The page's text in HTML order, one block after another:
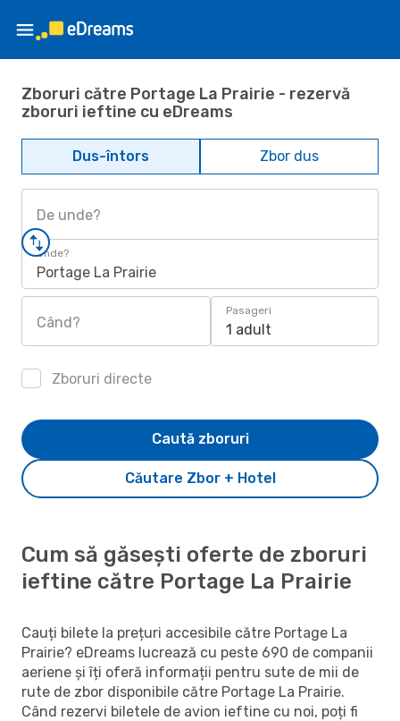
Zboruri către Portage La Prairie - rezervă
zboruri ieftine cu eDreams
Dus-întors Zbor dus
De unde?
Unde?
Portage La Prairie
Când?
Pasageri
1 adult
Zboruri directe
Căutare Zbor + Hotel
Caută zboruri
Cum să găsești oferte de zboruri
ieftine către Portage La Prairie
Cauți bilete la prețuri accesibile către Portage La
Prairie? eDreams lucrează cu peste 690 de companii
aeriene și îți oferă informații pentru sute de mii de
rute de zbor disponibile către Portage La Prairie.
Când rezervi biletele de avion ieftine cu noi, poți fi